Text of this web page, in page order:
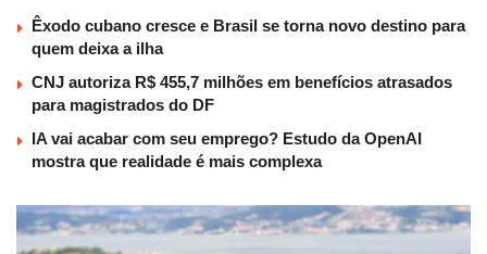
Êxodo cubano cresce e Brasil se torna novo destino para
quem deixa a ilha
CNJ autoriza R$ 455,7 milhões em benefícios atrasados
para magistrados do DF
IA vai acabar com seu emprego? Estudo da OpenAI
mostra que realidade é mais complexa